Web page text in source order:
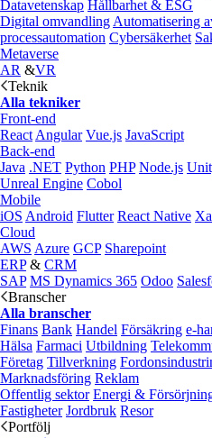
Datavetenskap Hållbarhet & ESG
Digital omvandling Automatisering
processautomation Cybersäkerhet
Metaverse
AR &VR
Teknik
Alla tekniker
Front-end
React Angular Vue.js JavaScript
Back-end
Java .NET Python PHP Node.js
Unreal Engine Cobol
Mobile
iOS Android Flutter React Native
Cloud
AWS Azure GCP Sharepoint
ERP& CRM
SAP MS Dynamics 365 Odoo
Branscher
Alla branscher
Finans Bank Handel Försäkring
Hälsa Farmaci Utbildning
Företag Tillverkning
Marknadsföring Reklam
Offentlig sektor Energi &
Fastigheter Jordbruk Resor
Portfölj